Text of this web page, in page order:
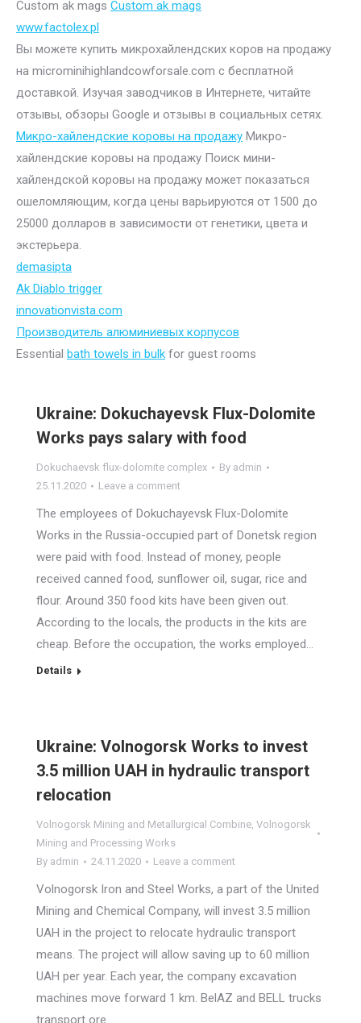
Custom ak mags Custom ak mags
www.factolex.pl
Вы можете купить микрохайлендских коров на продажу
на microminihighlandcowforsale.com с бесплатной
доставкой. Изучая заводчиков в Интернете, читайте
отзывы, обзоры Google и отзывы в социальных сетях.
Микро-хайлендские коровы на продажу Микро-
хайлендские коровы на продажу Поиск мини-
хайлендской коровы на продажу может показаться
ошеломляющим, когда цены варьируются от 1500 до
25000 долларов в зависимости от генетики, цвета и
экстерьера.
demasipta
Ak Diablo trigger
innovationvista.com
Производитель алюминиевых корпусов
Essential bath towels in bulk for guest rooms
Ukraine: Dokuchayevsk Flux-Dolomite
Works pays salary with food
Dokuchaevsk flux-dolomite complex By admin
25.11.2020
Leave a comment
The employees of Dokuchayevsk Flux-Dolomite
Works in the Russia-occupied part of Donetsk region
were paid with food. Instead of money, people
received canned food, sunflower oil, sugar, rice and
flour. Around 350 food kits have been given out.
According to the locals, the products in the kits are
cheap. Before the occupation, the works employed…
Details
Ukraine: Volnogorsk Works to invest
3.5 million UAH in hydraulic transport
relocation
Volnogorsk Mining and Metallurgical Combine, Volnogorsk
Mining and Processing Works
By admin 24.11.2020 Leave a comment
Volnogorsk Iron and Steel Works, a part of the United
Mining and Chemical Company, will invest 3.5 million
UAH in the project to relocate hydraulic transport
means. The project will allow saving up to 60 million
UAH per year. Each year, the company excavation
machines move forward 1 km. BelAZ and BELL trucks
transport ore…